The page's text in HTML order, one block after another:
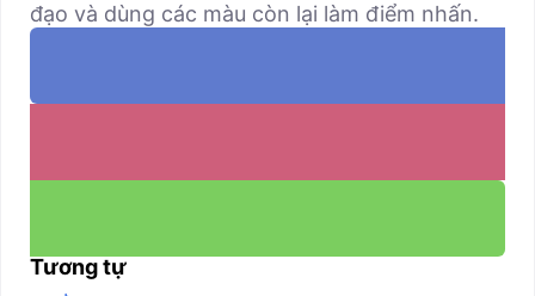
đạo và dùng các màu còn lại làm điểm nhấn.
Tương tự